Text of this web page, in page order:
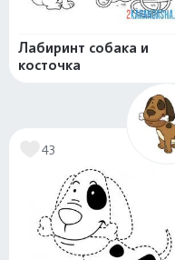
Лабиринт собака и
косточка
43